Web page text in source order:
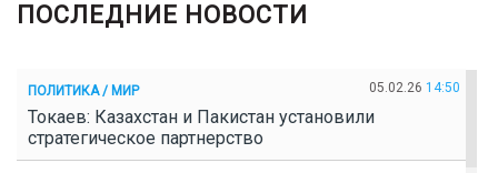
ПОСЛЕДНИЕ НОВОСТИ
ПОЛИТИКА / МИР 05.02.26 14:50
Токаев: Казахстан и Пакистан установили
стратегическое партнерство